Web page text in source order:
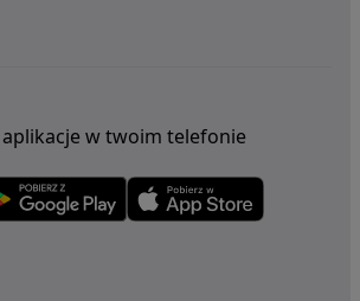
aplikacje w twoim telefonie